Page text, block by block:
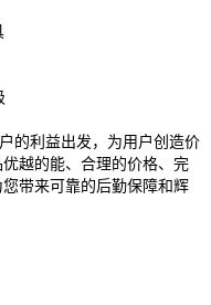
的利益出发，为用户创造价
越的能、合理的价格、完
带来可靠的后勤保障和辉